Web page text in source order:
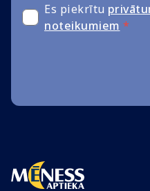
Es piekrītu
noteikumiem *